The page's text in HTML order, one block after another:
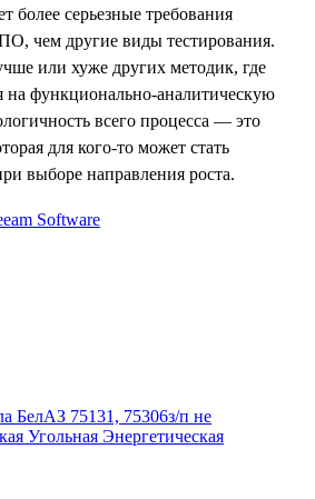
более серьезные требования
чем другие виды тестирования.
или хуже других методик, где
на функционально-аналитическую
всего процесса — это
для кого-то может стать
выборе направления роста.
Software
БелАЗ 75131, 75306з/п не
Угольная Энергетическая